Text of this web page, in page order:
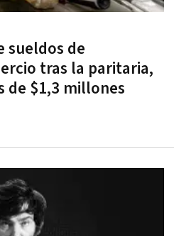
sueldos de
tras la paritaria,
de $1,3 millones